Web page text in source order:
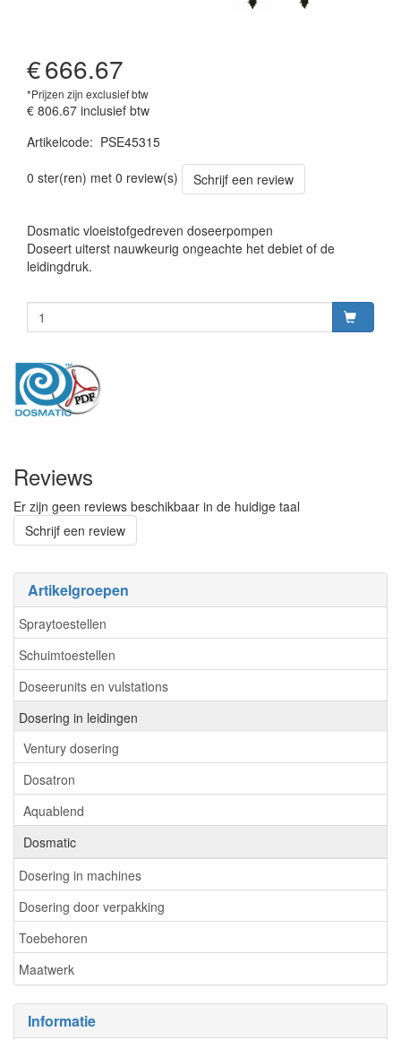
Artikelgroepen
Spraytoestellen
Schuimtoestellen
Doseerunits en vulstations
Dosering in leidingen
Ventury dosering
Dosatron
Aquablend
Dosmatic
Dosering in machines
Dosering door verpakking
Toebehoren
Maatwerk
Informatie
€666.67
*Prijzen zijn exclusief btw
€ 806.67 inclusief btw
Artikelcode: PSE45315
0 ster(ren) met 0 review(s)
Schrijf een review
Dosmatic vloeistofgedreven doseerpompen
Doseert uiterst nauwkeurig ongeachte het debiet of de
leidingdruk.
Reviews
Er zijn geen reviews beschikbaar in de huidige taal
Schrijf een review